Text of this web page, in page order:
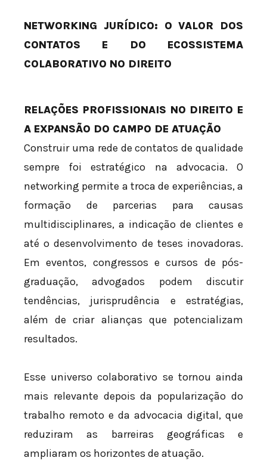
NETWORKING JURÍDICO: O VALOR DOS
CONTATOS E DO ECOSSISTEMA
COLABORATIVO NO DIREITO
RELAÇÕES PROFISSIONAIS NO DIREITO E
A EXPANSÃO DO CAMPO DE ATUAÇÃO
Construir uma rede de contatos de qualidade
sempre foi estratégico na advocacia. O
networking permite a troca de experiências, a
formação de parcerias para causas
multidisciplinares, a indicação de clientes e
até o desenvolvimento de teses inovadoras.
Em eventos, congressos e cursos de pós-
graduação, advogados podem discutir
tendências, jurisprudência e estratégias,
além de criar alianças que potencializam
resultados.
Esse universo colaborativo se tornou ainda
mais relevante depois da popularização do
trabalho remoto e da advocacia digital, que
reduziram as barreiras geográficas e
ampliaram os horizontes de atuação.